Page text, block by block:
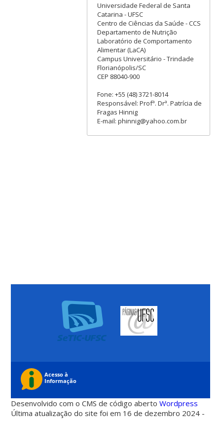
Universidade Federal de Santa
Catarina - UFSC
Centro de Ciências da Saúde - CCS
Departamento de Nutrição
Laboratório de Comportamento
Alimentar (LaCA)
Campus Universitário - Trindade
Florianópolis/SC
CEP 88040-900
Fone: +55 (48) 3721-8014
Responsável: Profª. Drª. Patrícia de
Fragas Hinnig
E-mail: phinnig@yahoo.com.br
Desenvolvido com o CMS de código abertoWordpress
Última atualização do site foi em 16 de dezembro 2024 -